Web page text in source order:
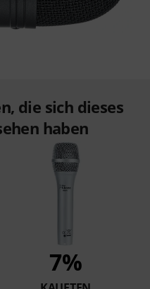
die sich dieses
haben
7%